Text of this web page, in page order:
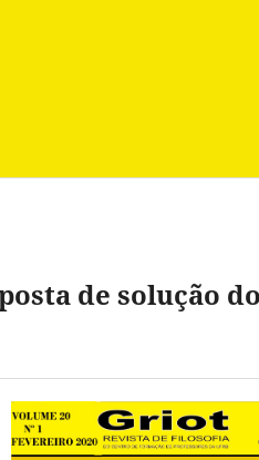
de solução